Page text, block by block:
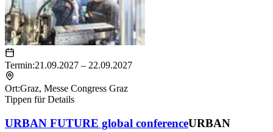
Termin:21.09.2027 – 22.09.2027
Ort:Graz, Messe Congress Graz
Tippen für Details
URBAN FUTURE global conferenceURBAN